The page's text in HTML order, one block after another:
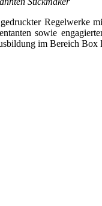
Regelwerke
sowie
im Bereich